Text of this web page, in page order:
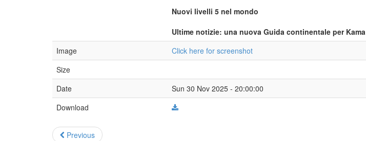
Nuovi livelli 5 nel mondo
Ultime notizie: una nuova Guida continentale per Kama
Image
Click here for screenshot
Size
Date
Sun 30 Nov 2025 - 20:00:00
Download
Previous